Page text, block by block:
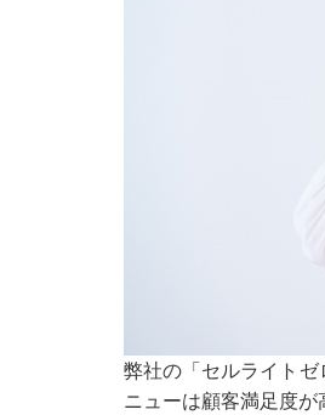
弊社の「セルライト
ニューは顧客満足度が